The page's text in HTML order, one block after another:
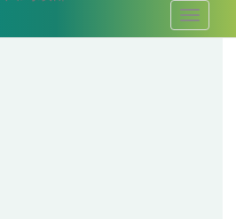
Toggle